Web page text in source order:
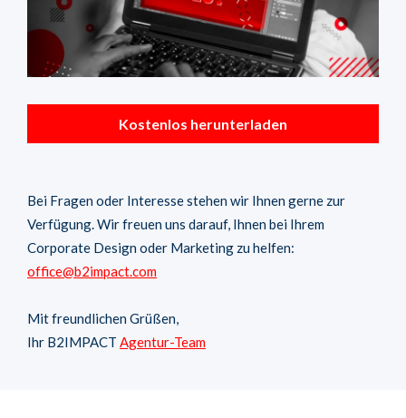
Kostenlos herunterladen
Bei Fragen oder Interesse stehen wir Ihnen gerne zur
Verfügung. Wir freuen uns darauf, Ihnen bei Ihrem
Corporate Design oder Marketing zu helfen:
office@b2impact.com
Mit freundlichen Grüßen,
Ihr B2IMPACT Agentur-Team